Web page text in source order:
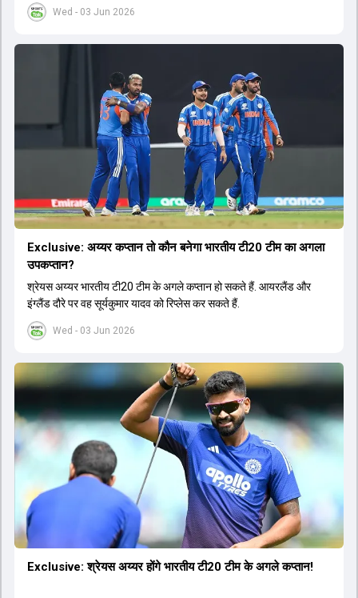
Wed - 03 Jun 2026
Wed - 03 Jun 2026
Exclusive: अय्यर कप्तान तो कौन बनेगा भारतीय टी20 टीम का अगला
उपकप्तान?
श्रेयस अय्यर भारतीय टी20 टीम के अगले कप्तान हो सकते हैं. आयरलैंड और
इंग्लैंड दौरे पर वह सूर्यकुमार यादव को रिप्लेस कर सकते हैं.
Exclusive: श्रेयस अय्यर होंगे भारतीय टी20 टीम के अगले कप्तान!